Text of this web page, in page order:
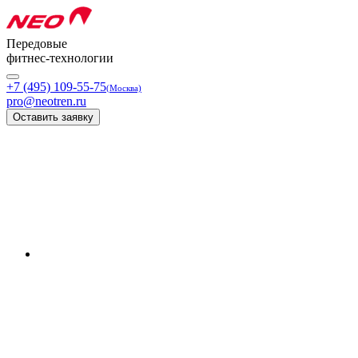
Передовые
фитнес-технологии
+7 (495) 109-55-75(Москва)
pro@neotren.ru
Оставить заявку